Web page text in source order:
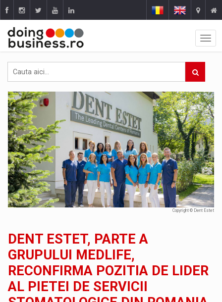
Copyright © Dent Estet
DENT ESTET, PARTE A
GRUPULUI MEDLIFE,
RECONFIRMA POZITIA DE LIDER
AL PIETEI DE SERVICII